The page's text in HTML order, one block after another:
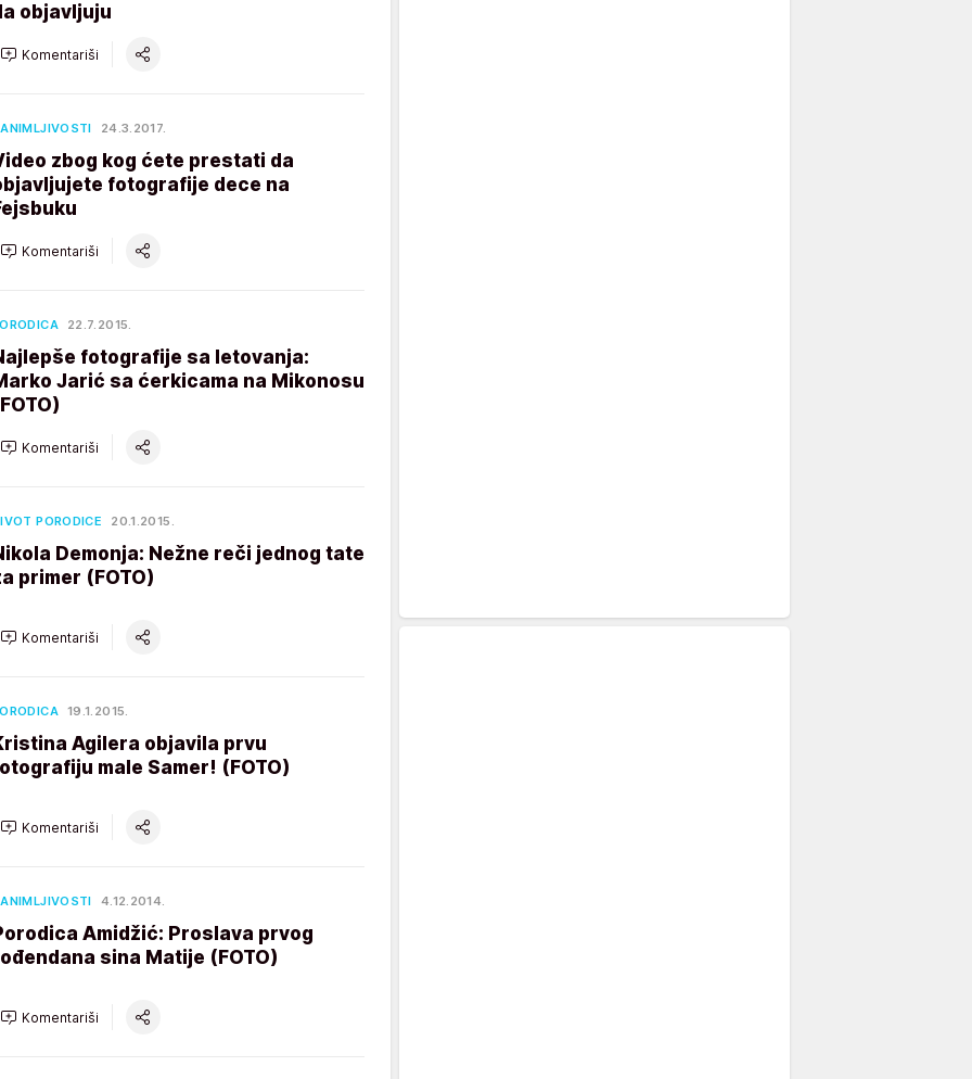
objavljuju
Komentariši
24.3.2017.
zbog kog ćete prestati da
fotografije dece na
Komentariši
22.7.2015.
fotografije sa letovanja:
Jarić sa ćerkicama na Mikonosu
Komentariši
PORODICE 20.1.2015.
Demonja: Nežne reči jednog tate
primer (FOTO)
Komentariši
19.1.2015.
Agilera objavila prvu
male Samer! (FOTO)
Komentariši
4.12.2014.
Amidžić: Proslava prvog
sina Matije (FOTO)
Komentariši